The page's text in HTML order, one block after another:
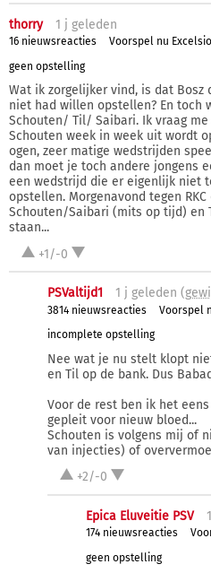
thorry 1 j geleden
16 nieuwsreacties
Voorspel nu
geen opstelling
Wat ik zorgelijker vind, is dat
niet had willen opstellen? En toch
Schouten/ Til/ Saibari. Ik vraag
Schouten week in week uit wordt
ogen, zeer matige wedstrijden
dan moet je toch andere jongens
een wedstrijd die er eigenlijk niet
opstellen. Morgenavond tegen
Schouten/Saibari (mits op tijd) en
staan...
+1/-0
PSValtijd1 1 j geleden (
3814 nieuwsreacties
Voorspel
incomplete opstelling
Nee wat je nu stelt klopt
en Til op de bank. Dus
Voor de rest ben ik het
gepleit voor nieuw bloed...
Schouten is volgens mij of
van injecties) of
+2/-0
Epica Eluveitie PSV
174 nieuwsreacties
geen opstelling